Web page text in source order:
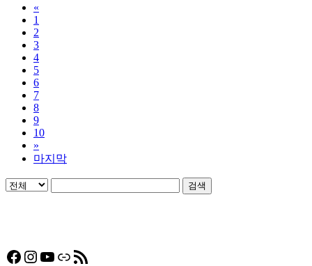
«
1
2
3
4
5
6
7
8
9
10
»
마지막
검색
Facebook
Instagram
YouTube
링크RSS 피드